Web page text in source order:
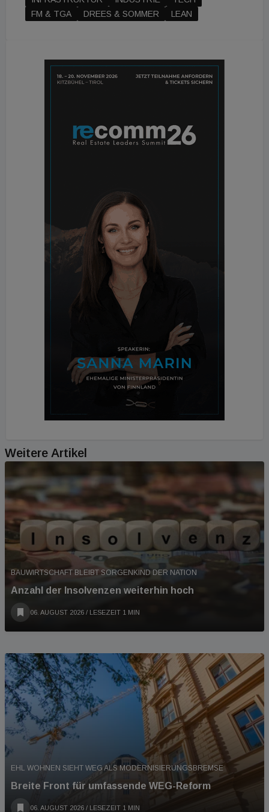
FM & TGA
DREES & SOMMER LEAN
Weitere Artikel
BAUWIRTSCHAFT BLEIBT SORGENKIND DER NATION
Anzahl der Insolvenzen weiterhin hoch
06. AUGUST 2026 / LESEZEIT 1 MIN
EHL WOHNEN SIEHT WEG ALS MODERNISIERUNGSBREMSE
Breite Front für umfassende WEG-Reform
06. AUGUST 2026 / LESEZEIT 1 MIN